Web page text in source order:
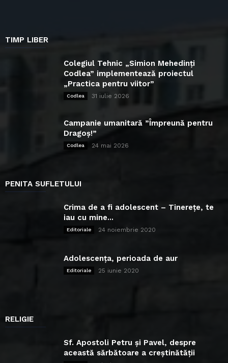
TIMP LIBER
Colegiul Tehnic „Simion Mehedinți
Codlea” implementează proiectul
„Practica pentru viitor”
Codlea 31 iulie 2026
Campanie umanitară ”Împreună pentru
Dragoș!”
Codlea 24 mai 2026
PENITA SUFLETULUI
Crima de a fi adolescent – Tinerețe, te
iau cu mine...
Editoriale 24 noiembrie 2020
Adolescența, perioada de aur
Editoriale 25 iunie 2020
RELIGIE
Sf. Apostoli Petru și Pavel, despre
această sărbătoare a creștinătății